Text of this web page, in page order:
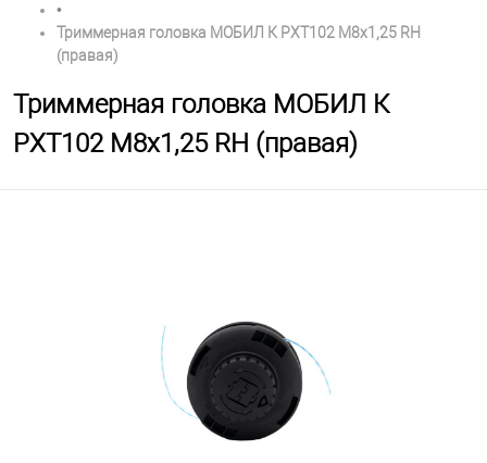
•
Триммерная головка МОБИЛ К PXT102 M8x1,25 RH
(правая)
Триммерная головка МОБИЛ К
PXT102 M8x1,25 RH (правая)